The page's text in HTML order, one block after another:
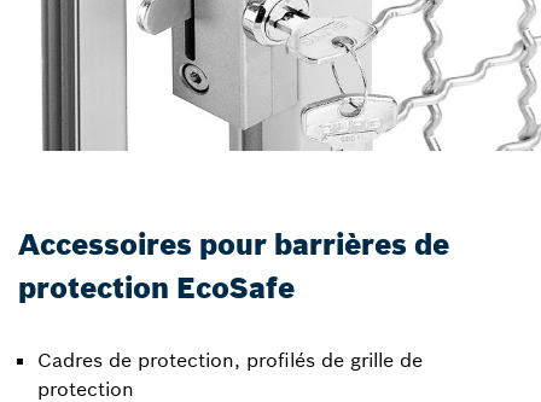
Accessoires pour barrières de
protection EcoSafe
Cadres de protection, profilés de grille de
protection